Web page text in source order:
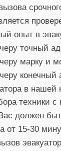
опыт в
точный
марку и
конечный
в нашей
техники
должен
от 15-30